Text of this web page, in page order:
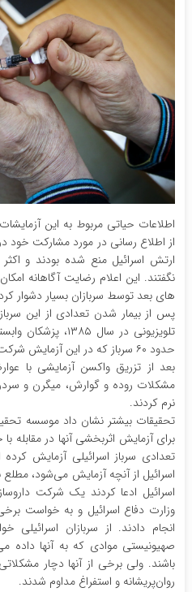
اطلاعات حیاتی مربوط به این
از اطلاع رسانی در مورد مشارکت خود
ارتش اسرائیل منع شده بودند و
نگفتند. این اعلام رضایت آگاهانه
های بعد توسط سربازان بسیار دشوار
پس از بیمار شدن تعدادی از این
تلویزیونی در سال
حدود ۶۰ سرباز که در این آزمایش
بعد از تزریق واکسن آزمایشی با
مشکلات روده و گوارش، میگرن و
نرم کردند.
تحقیقات بیشتر نشان داد موسسه
برای آزمایش اثربخشی آنها در مقابله
تعدادی سرباز اسرائیلی آزمایش
اسرائیل از آنچه آزمایش می‌شود،
اسرائیل ادعا کردند یک شرکت
وزارت دفاع اسرائیل و به خواست
انجام دادند. از سربازان
صهیونیستی موادی که به آنها داده
باشند. ولی برخی از آنها دچار
روان‌پریشانه و استفراغ مداوم شدند.